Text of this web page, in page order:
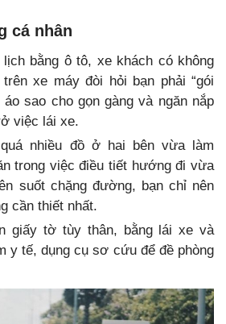
cá nhân
bằng ô tô, xe khách có không
xe máy đòi hỏi bạn phải “gói
áo sao cho gọn gàng và ngăn nắp
việc lái xe.
nhiều đồ ở hai bên vừa làm
trong việc điều tiết hướng đi vừa
suốt chặng đường, bạn chỉ nên
cần thiết nhất.
giấy tờ tùy thân, bằng lái xe và
y tế, dụng cụ sơ cứu để đề phòng